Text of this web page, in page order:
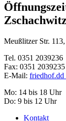
Zschachwitz
Meußlitzer Str.
Tel. 0351 2039236
Fax: 0351 2039235
E-Mail:
Mo: 14 bis 18 Uhr
Do: 9 bis 12 Uhr
Kontakt